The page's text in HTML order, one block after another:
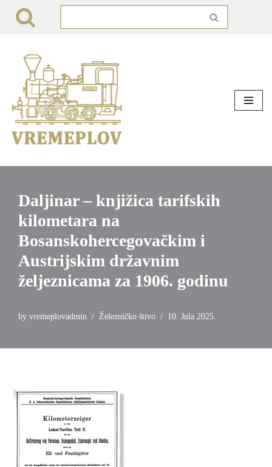
content
Daljinar – knjižica tarifskih
kilometara na
Bosanskohercegovačkim i
Austrijskim državnim
željeznicama za 1906. godinu
by vremeplovadmin Železničko štivo 10. Jula 2025.